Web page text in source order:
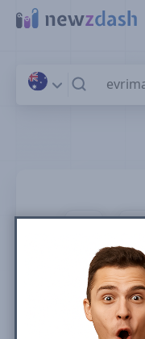
Saltar al contenido principal
Visibilidad y
noticias en